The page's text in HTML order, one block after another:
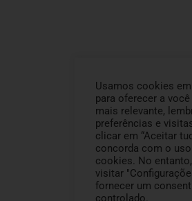
Usamos cookies
para oferecer a
mais relevante,
preferências e
clicar em “Aceitar
concorda com o uso
cookies. No
visitar
fornecer um
controlado.